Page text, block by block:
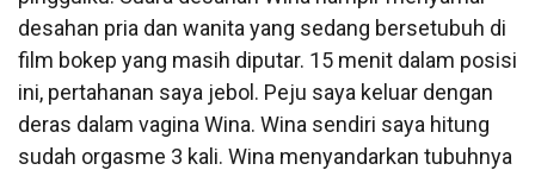
desahan pria dan wanita yang sedang bersetubuh di
film bokep yang masih diputar. 15 menit dalam posisi
ini, pertahanan saya jebol. Peju saya keluar dengan
deras dalam vagina Wina. Wina sendiri saya hitung
sudah orgasme 3 kali. Wina menyandarkan tubuhnya